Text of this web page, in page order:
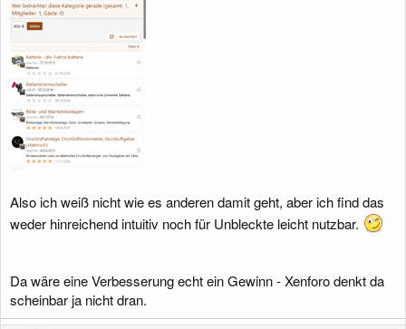
Also ich weiß nicht wie es anderen damit geht, aber ich find das
weder hinreichend intuitiv noch für Unbleckte leicht nutzbar.
Da wäre eine Verbesserung echt ein Gewinn - Xenforo denkt da
scheinbar ja nicht dran.